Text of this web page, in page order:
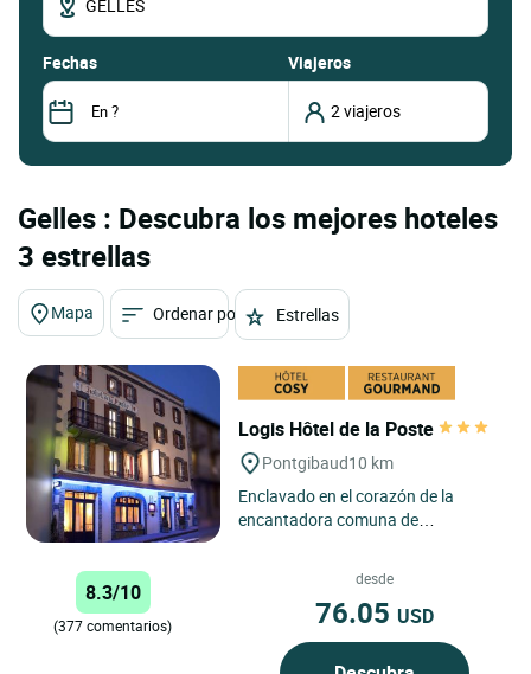
fechas Viajeros
Gelles : Descubra los mejores hoteles
3 estrellas
Mapa Ordenar por Estrellas
Logis Hôtel de la Poste
Pontgibaud10 km
Enclavado en el corazón de la
encantadora comuna de
8.3/10
(377 comentarios)
desde
76.05 USD